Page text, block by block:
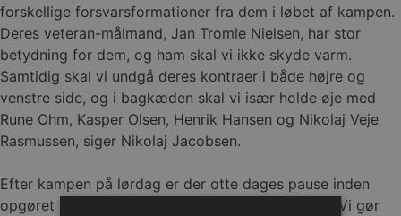
forskellige forsvarsformationer fra dem i løbet af kampen.
Deres veteran-målmand, Jan Tromle Nielsen, har stor
betydning for dem, og ham skal vi ikke skyde varm.
Samtidig skal vi undgå deres kontraer i både højre og
venstre side, og i bagkæden skal vi især holde øje med
Rune Ohm, Kasper Olsen, Henrik Hansen og Nikolaj Veje
Rasmussen, siger Nikolaj Jacobsen.
Efter kampen på lørdag er der otte dages pause inden
opgøret ude på Bette Balkan søndag 27. oktober. Vi gør